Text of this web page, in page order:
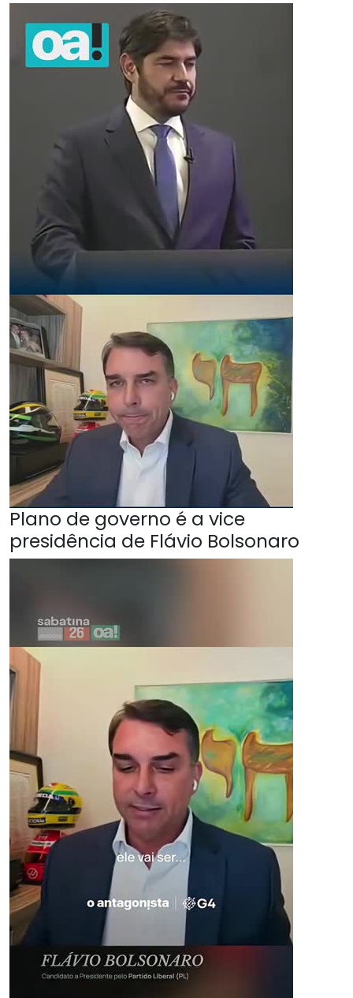
Plano de governo é a vice
presidência de Flávio Bolsonaro